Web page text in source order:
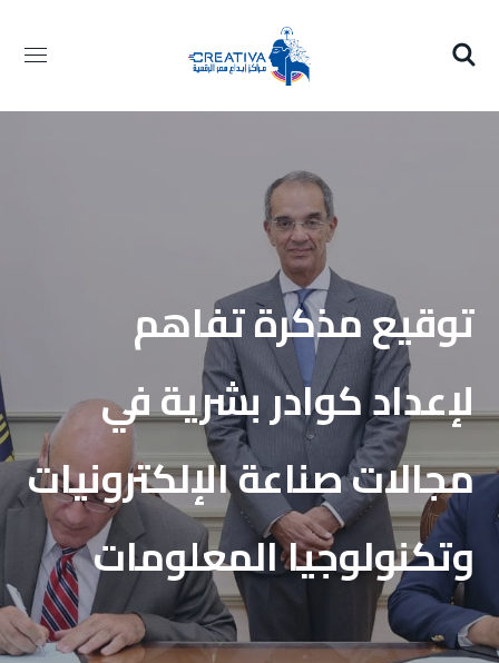
توقيع مذكرة تفاهم
لإعداد كوادر بشرية في
مجالات صناعة الإلكترونيات
وتكنولوجيا المعلومات